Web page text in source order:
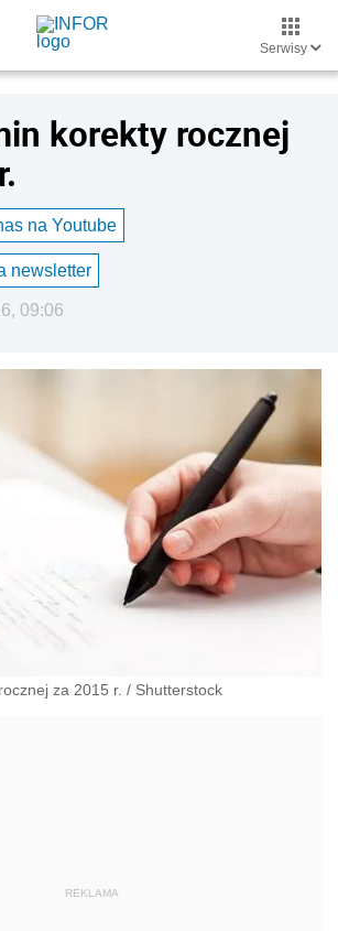
Serwisy
korekty rocznej
na Youtube
newsletter
09:06
za 2015 r. / Shutterstock